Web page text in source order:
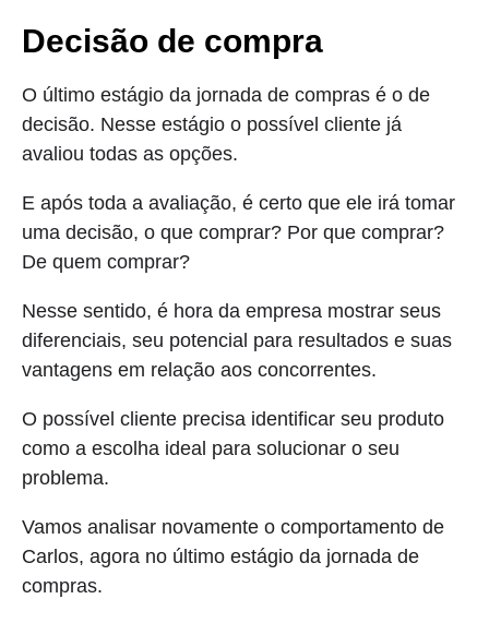
Decisão de compra
O último estágio da jornada de compras é o de
decisão. Nesse estágio o possível cliente já
avaliou todas as opções.
E após toda a avaliação, é certo que ele irá tomar
uma decisão, o que comprar? Por que comprar?
De quem comprar?
Nesse sentido, é hora da empresa mostrar seus
diferenciais, seu potencial para resultados e suas
vantagens em relação aos concorrentes.
O possível cliente precisa identificar seu produto
como a escolha ideal para solucionar o seu
problema.
Vamos analisar novamente o comportamento de
Carlos, agora no último estágio da jornada de
compras.